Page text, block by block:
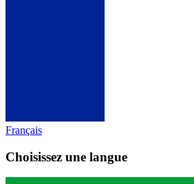
Français
Choisissez une langue